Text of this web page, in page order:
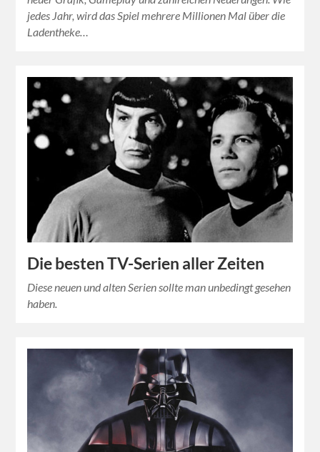
jedes Jahr, wird das Spiel mehrere Millionen Mal über die
Ladentheke…
Die besten TV-Serien aller Zeiten
Diese neuen und alten Serien sollte man unbedingt gesehen
haben.